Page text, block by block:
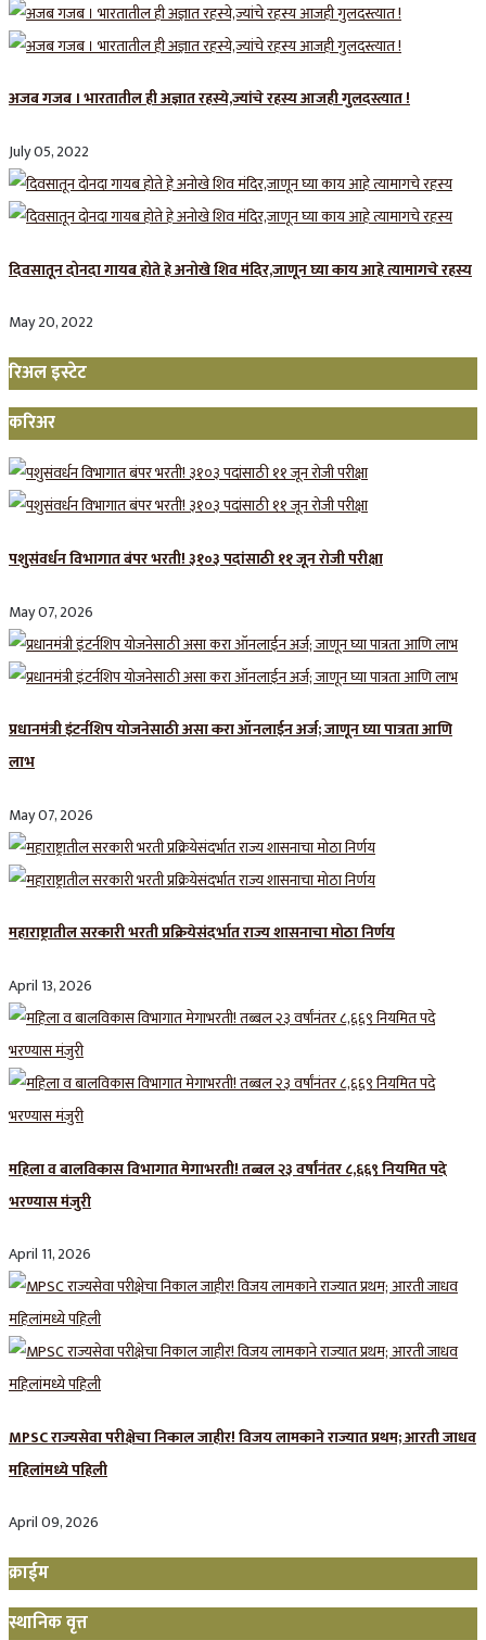
अजब गजब । भारतातील ही अज्ञात रहस्ये,ज्यांचे रहस्य आजही गुलदस्त्यात !
July 05, 2022
दिवसातून दोनदा गायब होते हे अनोखे शिव मंदिर,जाणून घ्या काय आहे त्यामागचे रहस्य
May 20, 2022
रिअल इस्टेट
करिअर
पशुसंवर्धन विभागात बंपर भरती! ३१०३ पदांसाठी ११ जून रोजी परीक्षा
May 07, 2026
प्रधानमंत्री इंटर्नशिप योजनेसाठी असा करा ऑनलाईन अर्ज; जाणून घ्या पात्रता आणि
लाभ
May 07, 2026
महाराष्ट्रातील सरकारी भरती प्रक्रियेसंदर्भात राज्य शासनाचा मोठा निर्णय
April 13, 2026
महिला व बालविकास विभागात मेगाभरती! तब्बल २३ वर्षांनंतर ८,६६९ नियमित पदे
भरण्यास मंजुरी
April 11, 2026
MPSC राज्यसेवा परीक्षेचा निकाल जाहीर! विजय लामकाने राज्यात प्रथम; आरती जाधव
महिलांमध्ये पहिली
April 09, 2026
क्राईम
स्थानिक वृत्त